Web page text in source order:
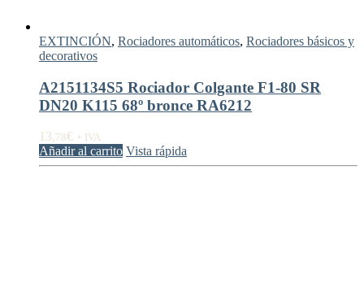
EXTINCIÓN, Rociadores automáticos, Rociadores básicos y
decorativos
A2151134S5 Rociador Colgante F1-80 SR
DN20 K115 68º bronce RA6212
13,78€ + IVA
Añadir al carrito Vista rápida